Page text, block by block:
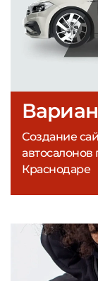
Создание
Краснодаре